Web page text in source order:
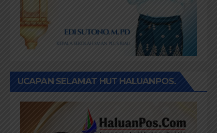
UCAPAN SELAMAT HUT HALUANPOS.